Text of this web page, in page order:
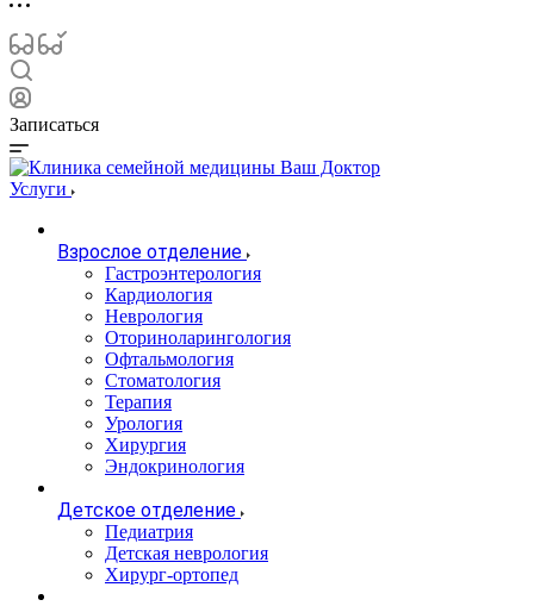
Записаться
Услуги
Взрослое отделение
Гастроэнтерология
Кардиология
Неврология
Оториноларингология
Офтальмология
Стоматология
Терапия
Урология
Хирургия
Эндокринология
Детское отделение
Педиатрия
Детская неврология
Хирург-ортопед